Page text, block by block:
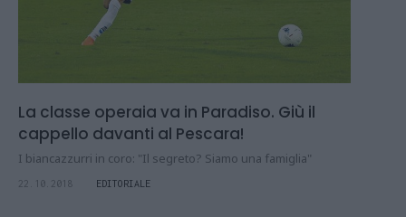
La classe operaia va in Paradiso. Giù il
cappello davanti al Pescara!
I biancazzurri in coro: "Il segreto? Siamo una famiglia"
22.10.2018 EDITORIALE